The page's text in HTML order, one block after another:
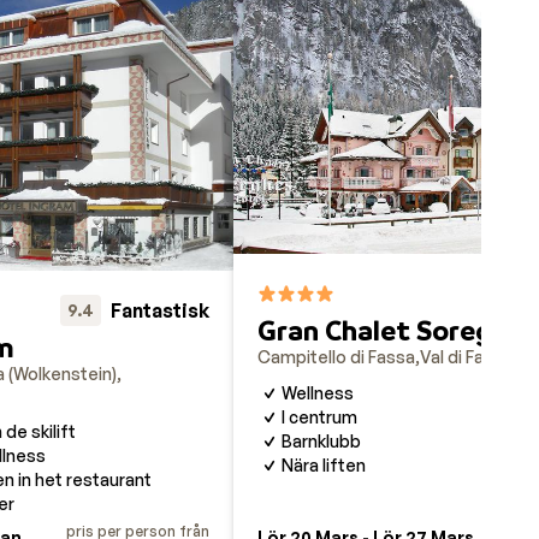
9.4 Fantastisk
(Wolkenstein)
de skilift
in het restaurant
pris per person från
Gran Chalet
Campitello di Fassa Val di Fassa
Wellness
I centrum
Barnklubb
Nära liften